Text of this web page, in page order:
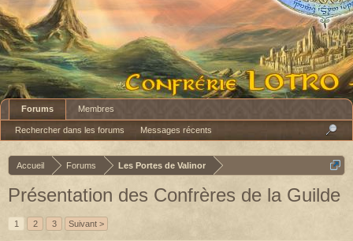
Accueil Forums Les Portes de Valinor
Présentation des Confrères de la Guilde
1 2 3 Suivant >
Forums
Rechercher dans les forums Messages récents
Membres